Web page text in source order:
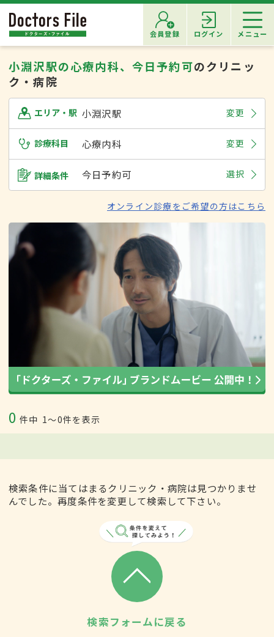
会員登録 ログイン メニュー
小淵沢駅の心療内科、今日予約可のクリニッ
ク・病院
エリア・駅 小淵沢駅 変更
診療科目 心療内科 変更
詳細条件 今日予約可 選択
オンライン診療をご希望の方はこちら
0 件中 1〜0件を表示
検索条件に当てはまるクリニック・病院は見つかりませ
んでした。再度条件を変更して検索して下さい。
検索フォームに戻る